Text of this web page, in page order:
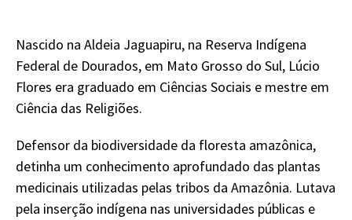
Nascido na Aldeia Jaguapiru, na Reserva Indígena
Federal de Dourados, em Mato Grosso do Sul, Lúcio
Flores era graduado em Ciências Sociais e mestre em
Ciência das Religiões.
Defensor da biodiversidade da floresta amazônica,
detinha um conhecimento aprofundado das plantas
medicinais utilizadas pelas tribos da Amazônia. Lutava
pela inserção indígena nas universidades públicas e